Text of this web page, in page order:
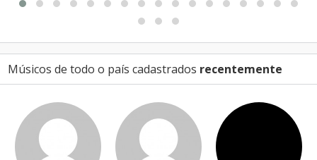
Músicos de todo o país cadastrados recentemente